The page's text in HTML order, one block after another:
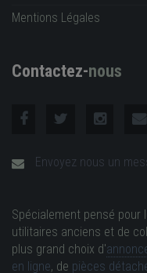
Mentions Légales
Contactez-nous
Envoyez nous un
Spécialement pensé
utilitaires anciens et de
plus grand choix d'
en ligne, de pièces